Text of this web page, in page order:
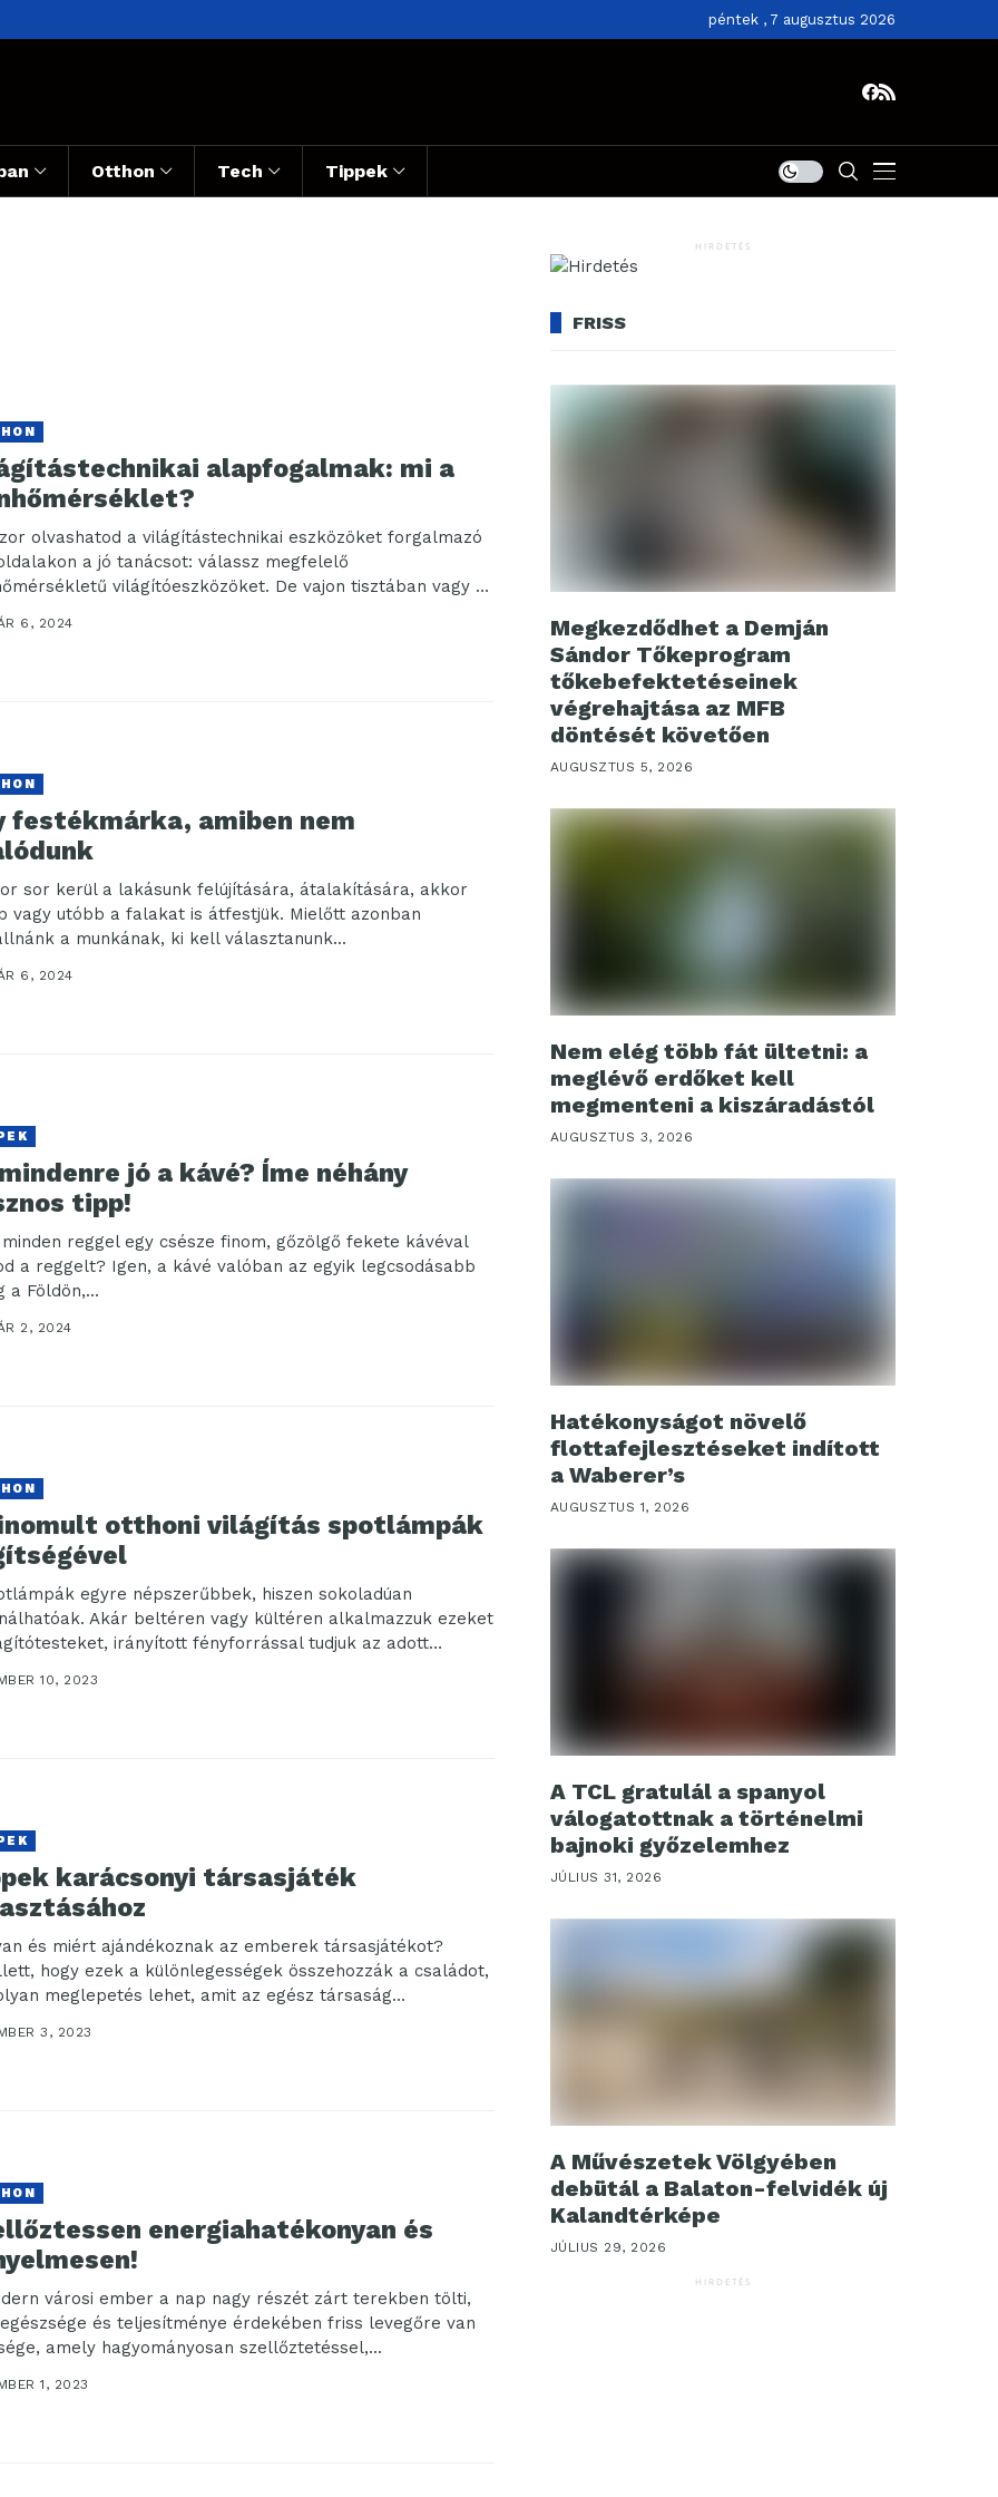
péntek , 7 augusztus 2026
Otthon Tech Tippek
alapfogalmak: mi a
olvashatod a világítástechnikai eszközöket forgalmazó
a jó tanácsot: válassz megfelelő
világítóeszközöket. De vajon tisztában vagy a
“hivatalos” fogalmával? Azonnal...
6, 2024
festékmárka, amiben nem
sor kerül a lakásunk felújítására, átalakítására, akkor
vagy utóbb a falakat is átfestjük. Mielőtt azonban
a munkának, ki kell választanunk...
6, 2024
jó a kávé? Íme néhány
tipp!
minden reggel egy csésze finom, gőzölgő fekete kávéval
a reggelt? Igen, a kávé valóban az egyik legcsodásabb
a Földön,...
2, 2024
otthoni világítás spotlámpák
egyre népszerűbbek, hiszen sokoladúan
Akár beltéren vagy kültéren alkalmazzuk ezeket
irányított fényforrással tudjuk az adott
10, 2023
karácsonyi társasjáték
és miért ajándékoznak az emberek társasjátékot?
hogy ezek a különlegességek összehozzák a családot,
meglepetés lehet, amit az egész társaság...
3, 2023
energiahatékonyan és
városi ember a nap nagy részét zárt terekben tölti,
és teljesítménye érdekében friss levegőre van
amely hagyományosan szellőztetéssel,...
1, 2023
HIRDETÉS
FRISS
Megkezdődhet a Demján
Sándor Tőkeprogram
tőkebefektetéseinek
végrehajtása az MFB
döntését követően
AUGUSZTUS 5, 2026
Nem elég több fát ültetni: a
meglévő erdőket kell
megmenteni a kiszáradástól
AUGUSZTUS 3, 2026
Hatékonyságot növelő
flottafejlesztéseket indított
a Waberer’s
AUGUSZTUS 1, 2026
A TCL gratulál a spanyol
válogatottnak a történelmi
bajnoki győzelemhez
JÚLIUS 31, 2026
A Művészetek Völgyében
debütál a Balaton-felvidék új
Kalandtérképe
JÚLIUS 29, 2026
HIRDETÉS